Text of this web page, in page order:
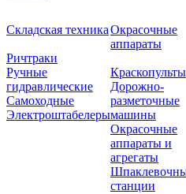
Складская техника
Ричтраки
Ручные
гидравлические
Самоходные
Электроштабелеры
Окрасочные
аппараты
Краскопульты
Дорожно-
разметочные
машины
Окрасочные
аппараты и
агрегаты
станции